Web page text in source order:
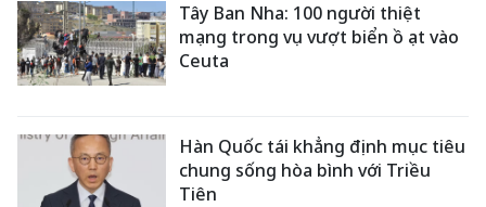
Tây Ban Nha: 100 người thiệt
mạng trong vụ vượt biển ồ ạt vào
Ceuta
Hàn Quốc tái khẳng định mục tiêu
chung sống hòa bình với Triều
Tiên